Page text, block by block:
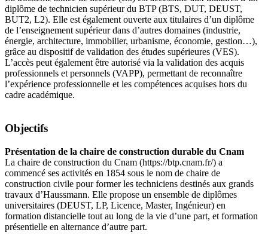
diplôme de technicien supérieur du BTP (BTS, DUT, DEUST,
BUT2, L2). Elle est également ouverte aux titulaires d’un diplôme
de l’enseignement supérieur dans d’autres domaines (industrie,
énergie, architecture, immobilier, urbanisme, économie, gestion…),
grâce au dispositif de validation des études supérieures (VES).
L’accès peut également être autorisé via la validation des acquis
professionnels et personnels (VAPP), permettant de reconnaître
l’expérience professionnelle et les compétences acquises hors du
cadre académique.
Objectifs
Présentation de la chaire de construction durable du Cnam
La chaire de construction du Cnam (https://btp.cnam.fr/) a
commencé ses activités en 1854 sous le nom de chaire de
construction civile pour former les techniciens destinés aux grands
travaux d’Haussmann. Elle propose un ensemble de diplômes
universitaires (DEUST, LP, Licence, Master, Ingénieur) en
formation distancielle tout au long de la vie d’une part, et formation
présentielle en alternance d’autre part.